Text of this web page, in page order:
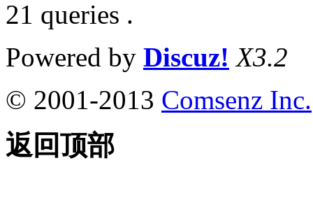
21 queries .
Powered by Discuz! X3.2
© 2001-2013 Comsenz Inc.
返回顶部